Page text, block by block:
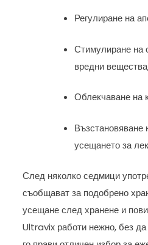
Регулиране на
Стимулиране на
вредни вещества;
Облекчаване на
Възстановяване
усещането за
След няколко седмици
съобщават за подобрено
усещане след хранене и
Ultravix работи нежно, без